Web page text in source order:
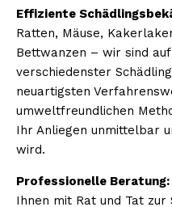
Effiziente
Ratten, Mäuse,
Bettwanzen – wir sind
verschiedenster
neuartigsten
umweltfreundlichen
Ihr Anliegen unmittelbar
wird.
Professionelle Beratung:
Ihnen mit Rat und Tat zur